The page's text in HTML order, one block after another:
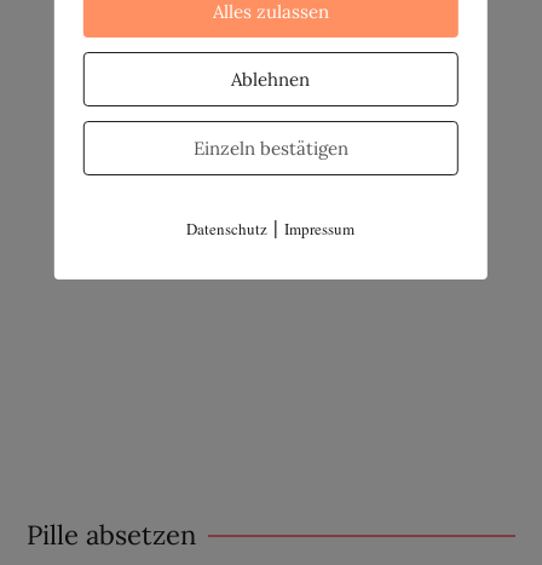
Pille absetzen
Alles zulassen
Ablehnen
Einzeln bestätigen
Datenschutz |Impressum